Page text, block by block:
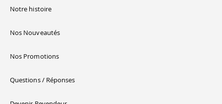
Notre histoire
Nos Nouveautés
Nos Promotions
Questions / Réponses